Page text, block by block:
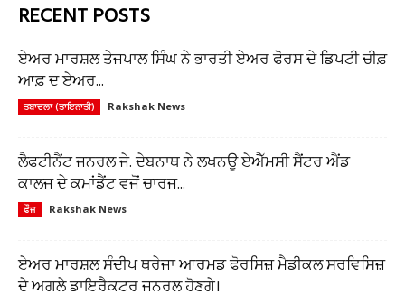
RECENT POSTS
ਏਅਰ ਮਾਰਸ਼ਲ ਤੇਜਪਾਲ ਸਿੰਘ ਨੇ ਭਾਰਤੀ ਏਅਰ ਫੋਰਸ ਦੇ ਡਿਪਟੀ ਚੀਫ਼
ਆਫ਼ ਦ ਏਅਰ...
ਤਬਾਦਲਾ (ਤਾਇਨਾਤੀ) Rakshak News
ਲੈਫਟੀਨੈਂਟ ਜਨਰਲ ਜੇ. ਦੇਬਨਾਥ ਨੇ ਲਖਨਊ ਏਐੱਮਸੀ ਸੈਂਟਰ ਐਂਡ
ਕਾਲਜ ਦੇ ਕਮਾਂਡੈਂਟ ਵਜੋਂ ਚਾਰਜ...
ਫੌਜ Rakshak News
ਏਅਰ ਮਾਰਸ਼ਲ ਸੰਦੀਪ ਥਰੇਜਾ ਆਰਮਡ ਫੋਰਸਿਜ਼ ਮੈਡੀਕਲ ਸਰਵਿਸਿਜ਼
ਦੇ ਅਗਲੇ ਡਾਇਰੈਕਟਰ ਜਨਰਲ ਹੋਣਗੇ।